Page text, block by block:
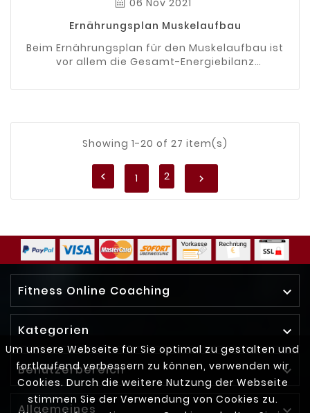
Um unsere Webseite für Sie optimal zu gestalten und
fortlaufend verbessern zu können, verwenden wir
Cookies. Durch die weitere Nutzung der Webseite
stimmen Sie der Verwendung von Cookies zu.
Ernährungsplan Muskelaufbau
Beim Ernährungsplan für den Muskelaufbau ist
vor allem die Gesamt-Energiebilanz
Showing 1-20 of 27 item(s)
 1 2 
Fitness Online Coaching 
Kategorien 
Benutzerbereich 
Allgemeines